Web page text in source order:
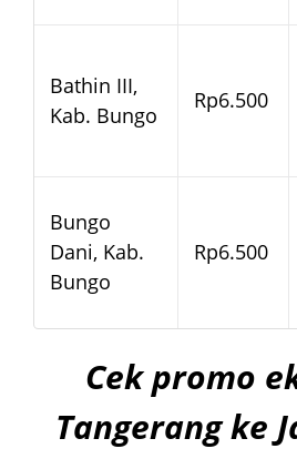
Bathin III,
Kab. Bungo
Rp6.500
Bungo
Dani, Kab.
Bungo
Rp6.500
Cek promo
Tangerang ke